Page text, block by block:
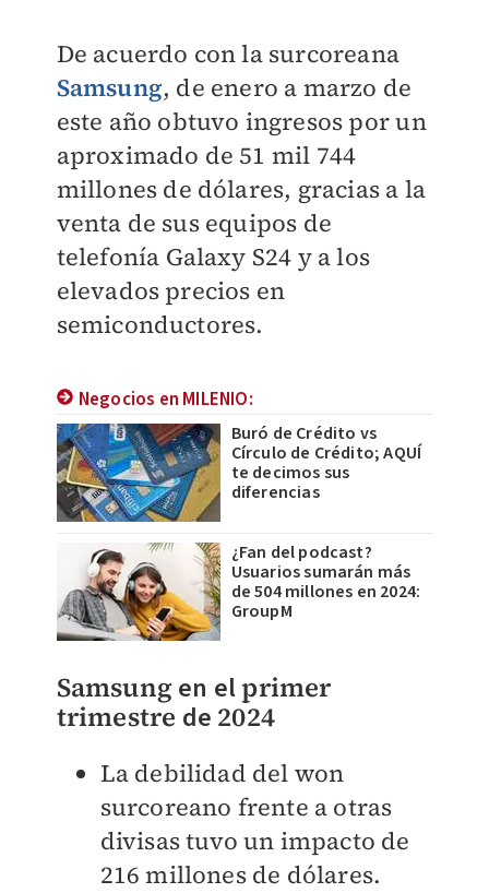
De acuerdo con la surcoreana
Samsung, de enero a marzo de
este año obtuvo ingresos por un
aproximado de 51 mil 744
millones de dólares, gracias a la
venta de sus equipos de
telefonía Galaxy S24 y a los
elevados precios en
semiconductores.
Negocios en MILENIO:
Buró de Crédito vs
Círculo de Crédito; AQUÍ
te decimos sus
diferencias
¿Fan del podcast?
Usuarios sumarán más
de 504 millones en 2024:
GroupM
Samsungen elprimer
trimestre de 2024
La debilidad del won
surcoreano frente a otras
divisas tuvo un impacto de
216 millones de dólares.